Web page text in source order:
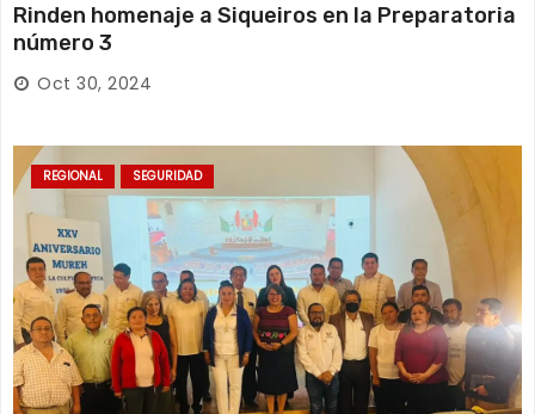
Rinden homenaje a Siqueiros en la Preparatoria
número 3
Oct 30, 2024
REGIONAL SEGURIDAD